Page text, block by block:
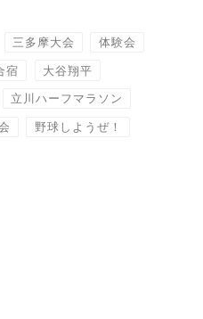
三多摩大会 体験会
宿 大谷翔平
立川ハーフマラソン
野球しようぜ！